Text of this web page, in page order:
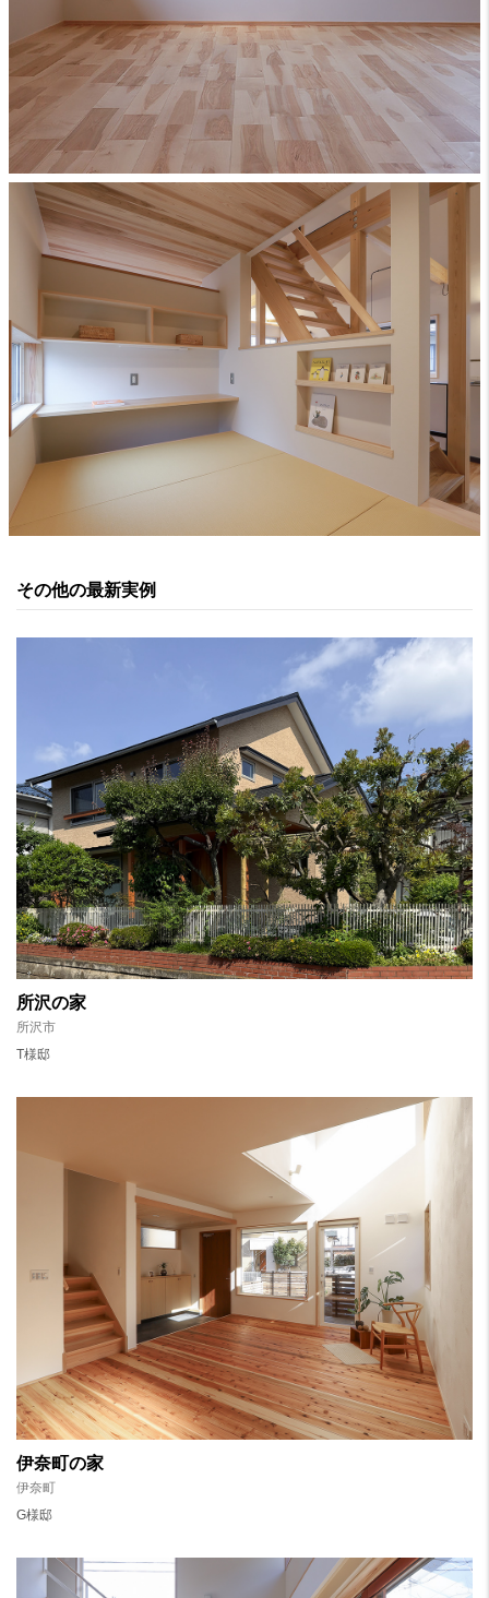
その他の最新実例
所沢の家
所沢市
T様邸
伊奈町の家
伊奈町
G様邸